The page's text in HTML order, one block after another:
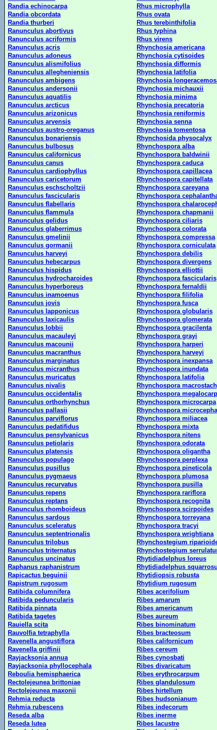
Randia echinocarpa
Rhus microphylla
Randia obcordata
Rhus ovata
Randia thurberi
Rhus terebinthifolia
Ranunculus abortivus
Rhus typhina
Ranunculus acriformis
Rhus virens
Ranunculus acris
Rhynchosia americana
Ranunculus adoneus
Rhynchosia cytisoides
Ranunculus alismifolius
Rhynchosia difformis
Ranunculus allegheniensis
Rhynchosia latifolia
Ranunculus ambigens
Rhynchosia
Ranunculus andersonii
Rhynchosia michauxii
Ranunculus aquatilis
Rhynchosia minima
Ranunculus arcticus
Rhynchosia precatoria
Ranunculus arizonicus
Rhynchosia reniformis
Ranunculus arvensis
Rhynchosia senna
Ranunculus austro-oreganus
Rhynchosia tomentosa
Ranunculus bonariensis
Rhynchosida physocalyx
Ranunculus bulbosus
Rhynchospora alba
Ranunculus californicus
Rhynchospora baldwinii
Ranunculus canus
Rhynchospora caduca
Ranunculus cardiophyllus
Rhynchospora capillacea
Ranunculus caricetorum
Rhynchospora capitellata
Ranunculus eschscholtzii
Rhynchospora careyana
Ranunculus fascicularis
Rhynchospora
Ranunculus flabellaris
Rhynchospora
Ranunculus flammula
Rhynchospora chapmanii
Ranunculus gelidus
Rhynchospora ciliaris
Ranunculus glaberrimus
Rhynchospora colorata
Ranunculus gmelinii
Rhynchospora compressa
Ranunculus gormanii
Rhynchospora corniculata
Ranunculus harveyi
Rhynchospora debilis
Ranunculus hebecarpus
Rhynchospora divergens
Ranunculus hispidus
Rhynchospora elliottii
Ranunculus hydrocharoides
Rhynchospora fascicularis
Ranunculus hyperboreus
Rhynchospora fernaldii
Ranunculus inamoenus
Rhynchospora filifolia
Ranunculus jovis
Rhynchospora fusca
Ranunculus lapponicus
Rhynchospora globularis
Ranunculus laxicaulis
Rhynchospora glomerata
Ranunculus lobbii
Rhynchospora gracilenta
Ranunculus macauleyi
Rhynchospora grayi
Ranunculus macounii
Rhynchospora harperi
Ranunculus macranthus
Rhynchospora harveyi
Ranunculus marginatus
Rhynchospora inexpansa
Ranunculus micranthus
Rhynchospora inundata
Ranunculus muricatus
Rhynchospora latifolia
Ranunculus nivalis
Rhynchospora
Ranunculus occidentalis
Rhynchospora
Ranunculus orthorhynchus
Rhynchospora microcarpa
Ranunculus pallasii
Rhynchospora
Ranunculus parviflorus
Rhynchospora miliacea
Ranunculus pedatifidus
Rhynchospora mixta
Ranunculus pensylvanicus
Rhynchospora nitens
Ranunculus petiolaris
Rhynchospora odorata
Ranunculus platensis
Rhynchospora oligantha
Ranunculus populago
Rhynchospora perplexa
Ranunculus pusillus
Rhynchospora pineticola
Ranunculus pygmaeus
Rhynchospora plumosa
Ranunculus recurvatus
Rhynchospora pusilla
Ranunculus repens
Rhynchospora rariflora
Ranunculus reptans
Rhynchospora recognita
Ranunculus rhomboideus
Rhynchospora scirpoides
Ranunculus sardous
Rhynchospora torreyana
Ranunculus sceleratus
Rhynchospora tracyi
Ranunculus septentrionalis
Rhynchospora wrightiana
Ranunculus trilobus
Rhynchostegium
Ranunculus triternatus
Rhynchostegium
Ranunculus uncinatus
Rhytidiadelphus loreus
Raphanus raphanistrum
Rhytidiadelphus
Rapicactus beguinii
Rhytidiopsis robusta
Rapistrum rugosum
Rhytidium rugosum
Ratibida columnifera
Ribes acerifolium
Ratibida peduncularis
Ribes amarum
Ratibida pinnata
Ribes americanum
Ratibida tagetes
Ribes aureum
Rauiella scita
Ribes binominatum
Rauvolfia tetraphylla
Ribes bracteosum
Ravenella angustiflora
Ribes californicum
Ravenella griffinii
Ribes cereum
Rayjacksonia annua
Ribes cynosbati
Rayjacksonia phyllocephala
Ribes divaricatum
Reboulia hemisphaerica
Ribes erythrocarpum
Rectolejeunea brittoniae
Ribes glandulosum
Rectolejeunea maxonii
Ribes hirtellum
Rehmia reducta
Ribes hudsonianum
Rehmia rubescens
Ribes indecorum
Reseda alba
Ribes inerme
Reseda lutea
Ribes lacustre